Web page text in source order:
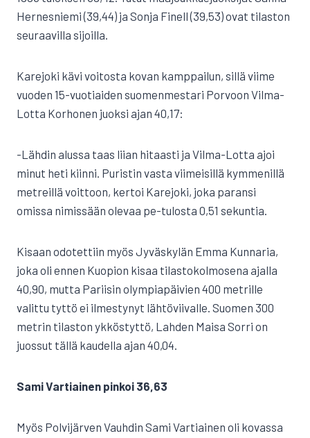
Hernesniemi (39,44) ja Sonja Finell (39,53) ovat tilaston
seuraavilla sijoilla.
Karejoki kävi voitosta kovan kamppailun, sillä viime
vuoden 15-vuotiaiden suomenmestari Porvoon Vilma-
Lotta Korhonen juoksi ajan 40,17:
-Lähdin alussa taas liian hitaasti ja Vilma-Lotta ajoi
minut heti kiinni. Puristin vasta viimeisillä kymmenillä
metreillä voittoon, kertoi Karejoki, joka paransi
omissa nimissään olevaa pe-tulosta 0,51 sekuntia.
Kisaan odotettiin myös Jyväskylän Emma Kunnaria,
joka oli ennen Kuopion kisaa tilastokolmosena ajalla
40,90, mutta Pariisin olympiapäivien 400 metrille
valittu tyttö ei ilmestynyt lähtöviivalle. Suomen 300
metrin tilaston ykköstyttö, Lahden Maisa Sorri on
juossut tällä kaudella ajan 40,04.
Sami Vartiainen pinkoi 36,63
Myös Polvijärven Vauhdin Sami Vartiainen oli kovassa